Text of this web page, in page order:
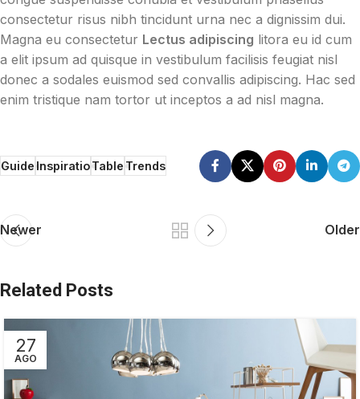
consectetur risus nibh tincidunt urna nec a dignissim dui.
Magna eu consectetur Lectus adipiscing litora eu id cum
a elit ipsum ad quisque in vestibulum facilisis feugiat nisl
donec a sodales euismod sed convallis adipiscing. Hac sed
enim tristique nam tortor ut inceptos a ad nisl magna.
GuideInspiratioTableTrends
Newer Older
Related Posts
27
AGO